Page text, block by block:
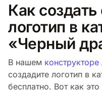
Как
логотип в
«Черный
В нашем
создадите логотип в
бесплатно. Вот как это